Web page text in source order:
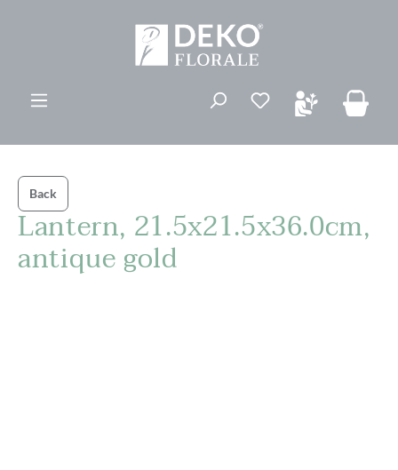
Du har 0
Back
Lantern, 21.5x21.5x36.0cm,
antique gold